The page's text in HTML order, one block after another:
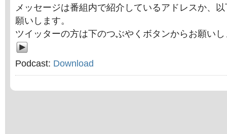
メッセージは番組内で紹介しているアドレスか、
願いします。
ツイッターの方は下のつぶやくボタンからお願い
Podcast: Download